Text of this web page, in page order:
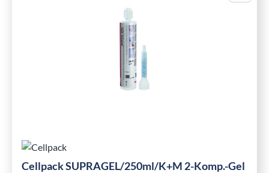
Cellpack SUPRAGEL/250ml/K+M 2-Komp.-Gel